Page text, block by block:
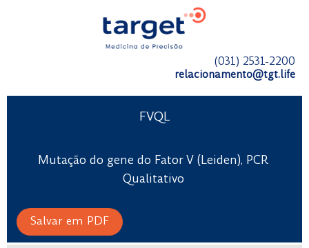
(031) 2531-2200
relacionamento@tgt.life
FVQL
Mutação do gene do Fator V (Leiden), PCR
Qualitativo
Salvar em PDF